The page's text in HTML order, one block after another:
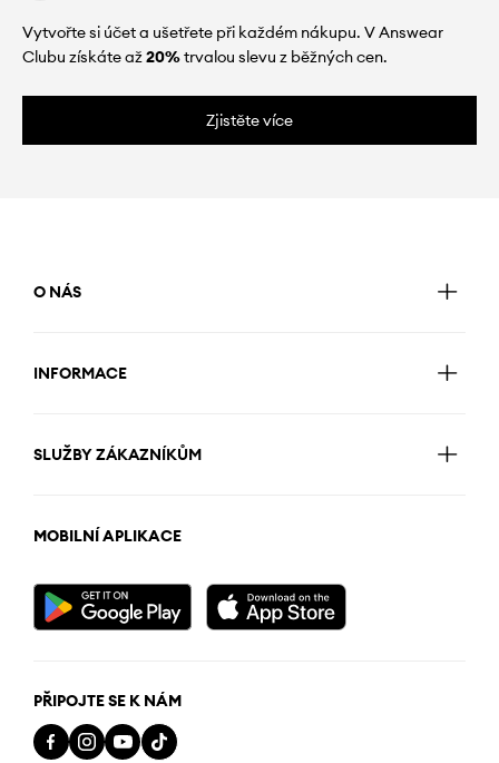
Vytvořte si účet a ušetřete při každém nákupu. V Answear
Clubu získáte až20%trvalou slevu z běžných cen.
Zjistěte více
O NÁS
INFORMACE
SLUŽBY ZÁKAZNÍKŮM
MOBILNÍ APLIKACE
PŘIPOJTE SE K NÁM